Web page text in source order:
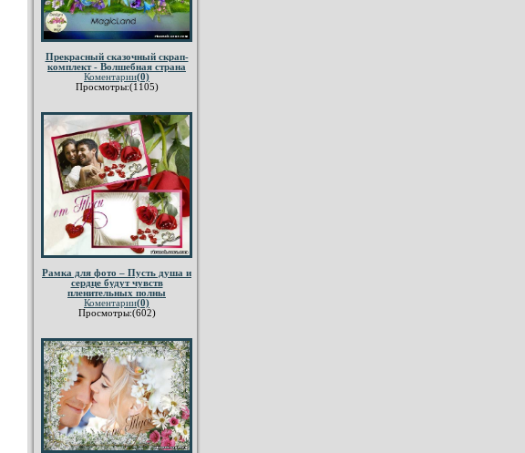
Прекрасный сказочный скрап-
комплект - Волшебная страна
Коментарии(0)
Просмотры:(1105)
Рамка для фото – Пусть душа и
сердце будут чувств
пленительных полны
Коментарии(0)
Просмотры:(602)